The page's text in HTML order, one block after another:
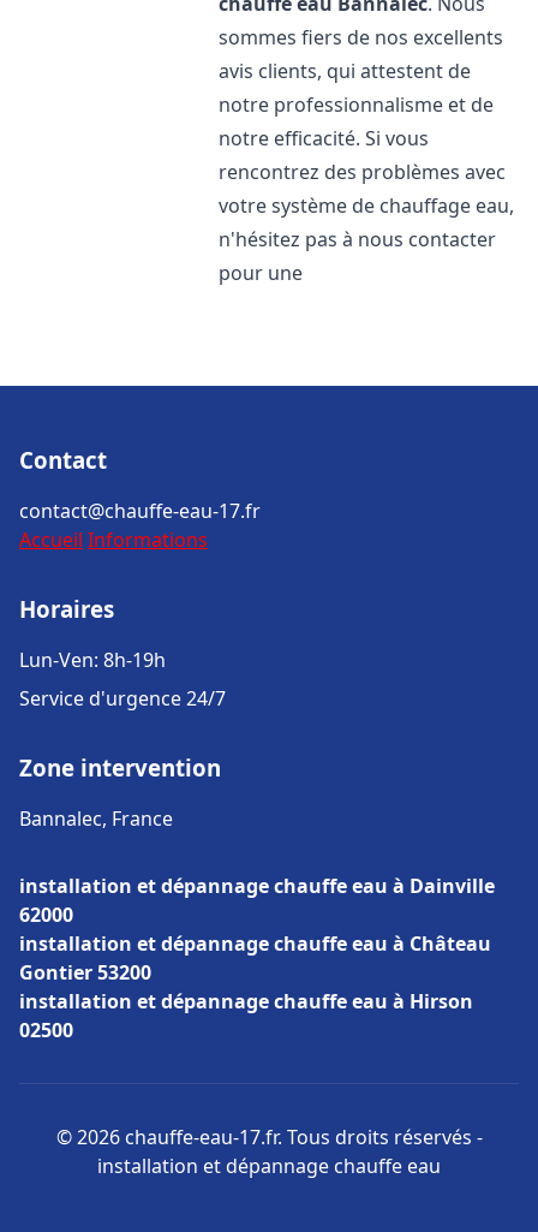
sommes fiers de nos excellents
avis clients, qui attestent de
notre professionnalisme et de
notre efficacité. Si vous
rencontrez des problèmes avec
votre système de chauffage eau,
n'hésitez pas à nous contacter
pour une
Contact
contact@chauffe-eau-17.fr
Accueil Informations
Horaires
Lun-Ven: 8h-19h
Service d'urgence 24/7
Zone intervention
Bannalec, France
installation et dépannage chauffe eau à Dainville
62000
installation et dépannage chauffe eau à Château
Gontier 53200
installation et dépannage chauffe eau à Hirson
02500
© 2026 chauffe-eau-17.fr. Tous droits réservés -
installation et dépannage chauffe eau